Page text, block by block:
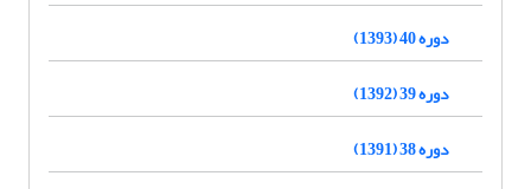
دوره 40 (1393)
دوره 39 (1392)
دوره 38 (1391)